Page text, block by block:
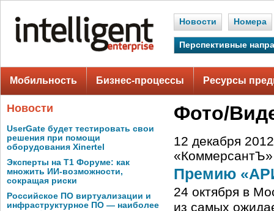
Новости Номера
Перспективные
Мобильность Бизнес-процессы Ресурсы
Новости
UserGate будет тестировать свои
решения при помощи
оборудования Xinertel
Эксперты на Т1 Форуме: как
множить ИИ-возможности,
сокращая риски
Российское ПО виртуализации и
инфраструктурное ПО — наиболее
Фото/
12 декабря
«КоммерсантЪ»
Премию
24 октября в
из самых